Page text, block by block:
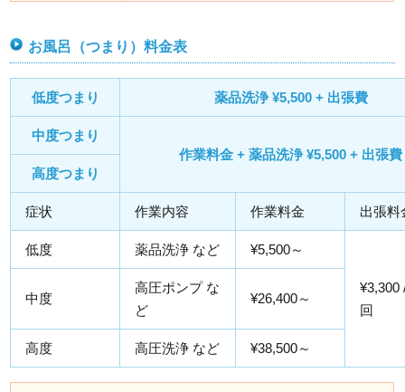
お風呂（つまり）料金表
低度つまり 薬品洗浄 ¥5,500 + 出張費
中度つまり
作業料金 + 薬品洗浄 ¥5,500 + 出張費
高度つまり
症状 作業内容 作業料金 出張料
低度 薬品洗浄 など ¥5,500～
¥3,300
回
中度
高圧ポンプ な
ど
¥26,400～
高度 高圧洗浄 など ¥38,500～